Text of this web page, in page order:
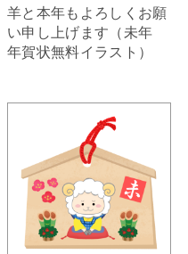
羊と本年もよろしくお願
い申し上げます（未年
年賀状無料イラスト）